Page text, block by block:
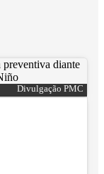
Divulgação PMC